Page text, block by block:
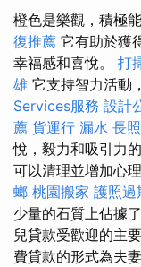
橙色是樂觀，積極
復推薦 它有助於獲
幸福感和喜悅。 打
雄 它支持智力活動
Services服務 設計
薦 貨運行 漏水 長
悅，毅力和吸引力
可以清理並增加心
螂 桃園搬家 護照過
少量的石質上佔據
兒貸款受歡迎的主
費貸款的形式為夫